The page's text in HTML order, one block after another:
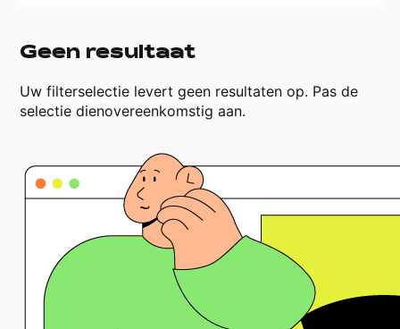
Geen resultaat
Uw filterselectie levert geen resultaten op. Pas de
selectie dienovereenkomstig aan.